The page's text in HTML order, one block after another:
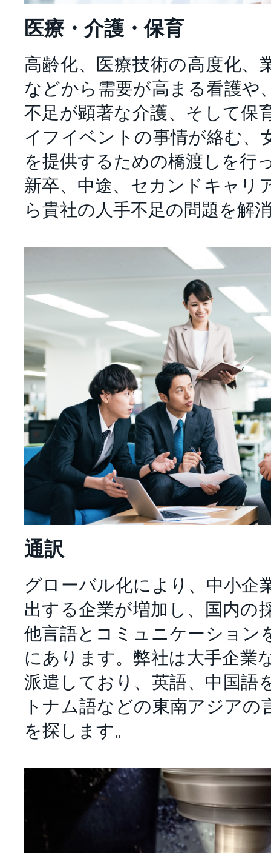
医療・介護・保育
高齢化、医療技術の高度化、
などから需要が高まる看護や
不足が顕著な介護、そして保
イフイベントの事情が絡む、
を提供するための橋渡しを行
新卒、中途、セカンドキャリ
ら貴社の人手不足の問題を解
通訳
グローバル化により、中小企
出する企業が増加し、国内の
他言語とコミュニケーション
にあります。弊社は大手企業
派遣しており、英語、中国語
トナム語などの東南アジアの
を探します。